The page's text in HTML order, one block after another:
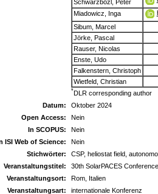
Miadowicz, Inga
Sibum, Marcel
Jörke, Pascal
Rauser, Nicolas
Enste, Udo
Falkenstern, Christoph
Wietfeld, Christian
*DLR corresponding author
Datum:
Oktober 2024
Open Access:
Nein
In SCOPUS:
Nein
ISI Web of Science:
Nein
Stichwörter:
CSP, heliostat field,
Veranstaltungstitel:
30th SolarPACES Conference
Veranstaltungsort:
Rom, Italien
Veranstaltungsart:
internationale Konferenz